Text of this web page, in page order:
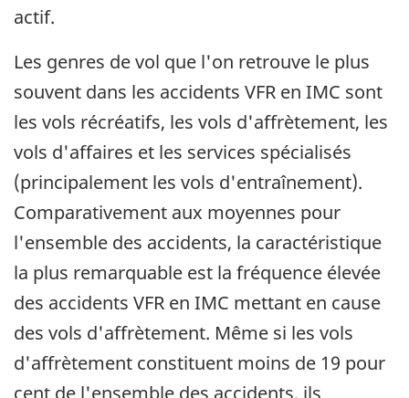
actif.
Les genres de vol que l'on retrouve le plus
souvent dans les accidents VFR en IMC sont
les vols récréatifs, les vols d'affrètement, les
vols d'affaires et les services spécialisés
(principalement les vols d'entraînement).
Comparativement aux moyennes pour
l'ensemble des accidents, la caractéristique
la plus remarquable est la fréquence élevée
des accidents VFR en IMC mettant en cause
des vols d'affrètement. Même si les vols
d'affrètement constituent moins de 19 pour
cent de l'ensemble des accidents, ils